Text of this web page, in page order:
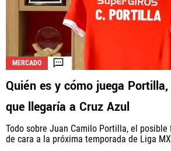
MERCADO
Quién es y cómo juega
que llegaría a Cruz Azul
Todo sobre Juan Camilo Portilla, el posible
de cara a la próxima temporada de Liga